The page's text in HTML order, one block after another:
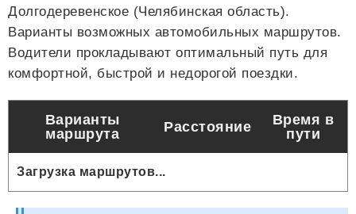
Долгодеревенское (Челябинская область).
Варианты возможных автомобильных маршрутов.
Водители прокладывают оптимальный путь для
комфортной, быстрой и недорогой поездки.
Варианты
маршрута
Расстояние
Время в
пути
Загрузка маршрутов...